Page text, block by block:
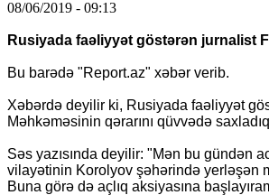
08/06/2019 - 09:13
Rusiyada faəliyyət göstərən jurnalist
Bu barədə "Report.az" xəbər verib.
Xəbərdə deyilir ki, Rusiyada faəliyyət
Məhkəməsinin qərarını qüvvədə
Səs yazısında deyilir: "Mən bu gündən
vilayətinin Korolyov şəhərində yerləşən
Buna görə də açlıq aksiyasına